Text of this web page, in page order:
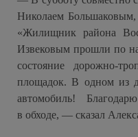
Николаем
«Жилищник района
Извековым прошли по
состояние дорожно-
площадок. В одном из
автомобиль!
в обходе, — сказал